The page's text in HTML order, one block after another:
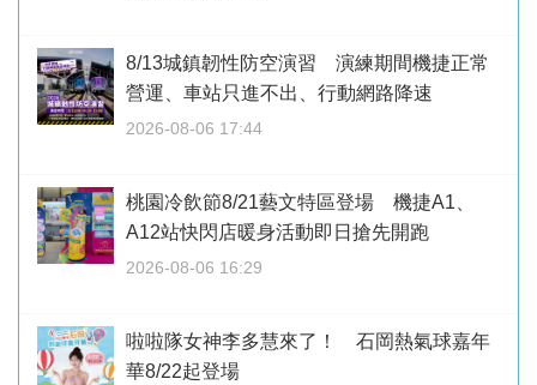
8/13城鎮韌性防空演習 演練期間機捷正常
營運、車站只進不出、行動網路降速
2026-08-06 17:44
桃園冷飲節8/21藝文特區登場 機捷A1、
A12站快閃店暖身活動即日搶先開跑
2026-08-06 16:29
啦啦隊女神李多慧來了！ 石岡熱氣球嘉年
華8/22起登場